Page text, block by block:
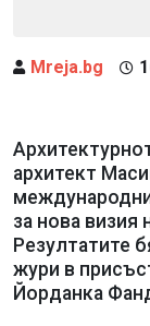
Mreja.bg
архитект
за нова визия
Резултатите
жури в
Йорданка